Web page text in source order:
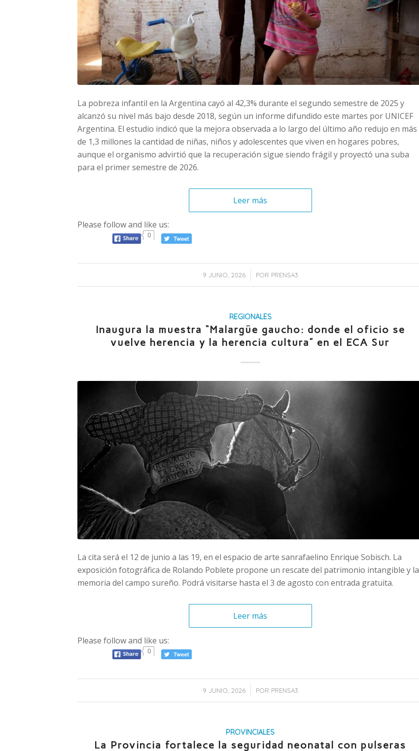
La pobreza infantil en la Argentina cayó al 42,3% durante el segundo semestre de 2025 y
alcanzó su nivel más bajo desde 2018, según un informe difundido este martes por UNICEF
Argentina. El estudio indicó que la mejora observada a lo largo del último año redujo en más
de 1,3 millones la cantidad de niñas, niños y adolescentes que viven en hogares pobres,
aunque el organismo advirtió que la recuperación sigue siendo frágil y proyectó una suba
para el primer semestre de 2026.
Leer más
Please follow and like us:
0
9 JUNIO, 2026
/ POR PRENSA3
REGIONALES
Inaugura la muestra “Malargüe gaucho: donde el oficio se
vuelve herencia y la herencia cultura” en el ECA Sur
La cita será el 12 de junio a las 19, en el espacio de arte sanrafaelino Enrique Sobisch. La
exposición fotográfica de Rolando Poblete propone un rescate del patrimonio intangible y la
memoria del campo sureño. Podrá visitarse hasta el 3 de agosto con entrada gratuita.
Leer más
Please follow and like us:
0
9 JUNIO, 2026
/ POR PRENSA3
PROVINCIALES
La Provincia fortalece la seguridad neonatal con pulseras